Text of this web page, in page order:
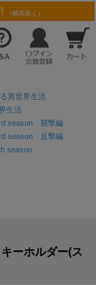
（離島除く）
異世界生活
生活
season 襲撃編
season 反撃編
season
ーホルダー(ス